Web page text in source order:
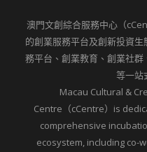
澳門文創綜合服務中心（
的創業服務平台及創新投資
務平台、創業教育、創業社
等一站
Macau Cultural &
Centre（cCentre）is
comprehensive
ecosystem, including co-